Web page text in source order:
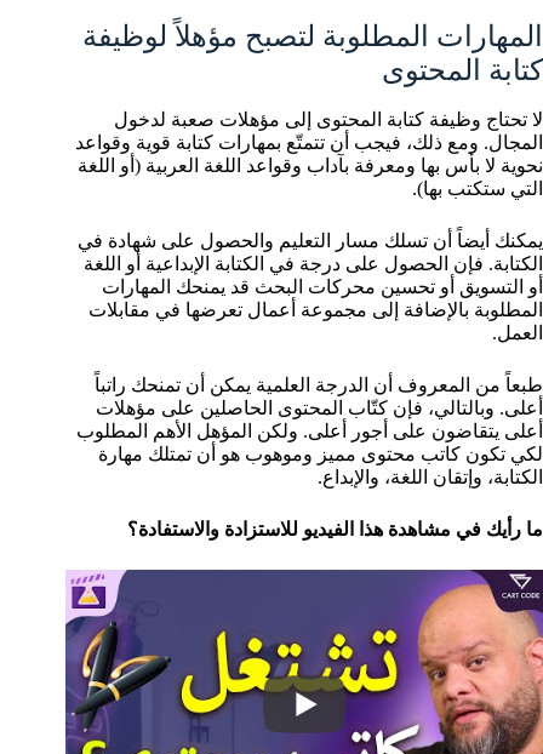
المهارات المطلوبة لتصبح مؤهلاً لوظيفة
كتابة المحتوى
لا تحتاج وظيفة كتابة المحتوى إلى مؤهلات صعبة لدخول
المجال. ومع ذلك، فيجب أن تتمتّع بمهارات كتابة قوية وقواعد
نحوية لا بأس بها ومعرفة بآداب وقواعد اللغة العربية (أو اللغة
التي ستكتب بها).
يمكنك أيضاً أن تسلك مسار التعليم والحصول على شهادة في
الكتابة. فإن الحصول على درجة في الكتابة الإبداعية أو اللغة
أو التسويق أو تحسين محركات البحث قد يمنحك المهارات
المطلوبة بالإضافة إلى مجموعة أعمال تعرضها في مقابلات
العمل.
طبعاً من المعروف أن الدرجة العلمية يمكن أن تمنحك راتباً
أعلى. وبالتالي، فإن كتّاب المحتوى الحاصلين على مؤهلات
أعلى يتقاضون على أجور أعلى. ولكن المؤهل الأهم المطلوب
لكي تكون كاتب محتوى مميز وموهوب هو أن تمتلك مهارة
الكتابة، وإتقان اللغة، والإبداع.
ما رأيك في مشاهدة هذا الفيديو للاستزادة والاستفادة؟